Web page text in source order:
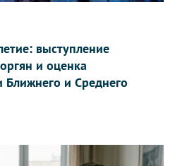
выступление
и оценка
и Среднего